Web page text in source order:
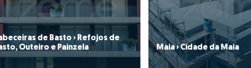
de Basto › Refojos de
Outeiro e Painzela
Maia › Cidade da Maia